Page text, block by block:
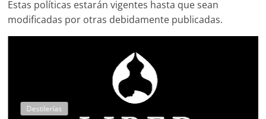
Estas políticas estarán vigentes hasta que sean
modificadas por otras debidamente publicadas.
Destilerías